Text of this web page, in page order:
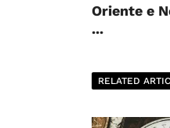
Oriente e
...
RELATED